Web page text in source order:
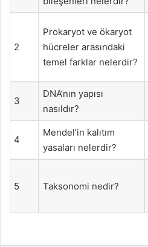
2
Prokaryot ve ökaryot
hücreler arasındaki
temel farklar nelerdir?
3
DNA’nın yapısı
nasıldır?
4
Mendel’in kalıtım
yasaları nelerdir?
5 Taksonomi nedir?